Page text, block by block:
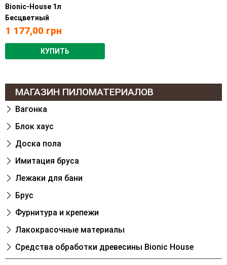
Bionic-House 1л
Бесцветный
1 177,00 грн
КУПИТЬ
МАГАЗИН ПИЛОМАТЕРИАЛОВ
Вагонка
Блок хаус
Доска пола
Имитация бруса
Лежаки для бани
Брус
Фурнитура и крепежи
Лакокрасочные материалы
Cредства обработки древесины Bionic House